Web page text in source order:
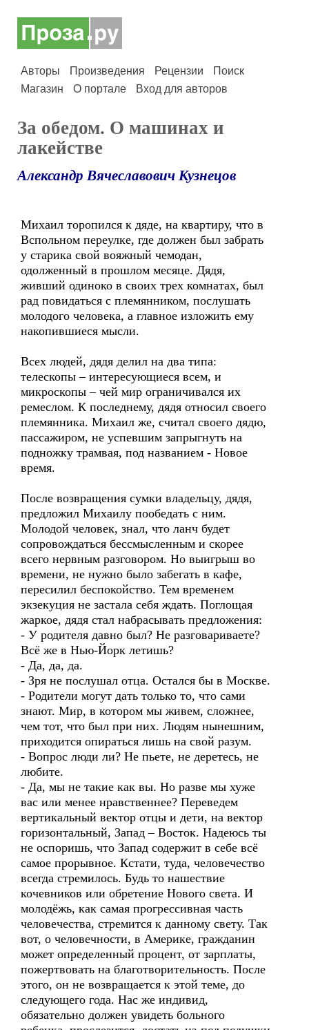
Авторы Произведения Рецензии
Поиск
Магазин
О портале Вход для авторов
За обедом. О машинах и
лакействе
Александр Вячеславович Кузнецов
Михаил торопился к дяде, на квартиру, что в
Вспольном переулке, где должен был забрать
у старика свой вояжный чемодан,
одолженный в прошлом месяце. Дядя,
живший одиноко в своих трех комнатах, был
рад повидаться с племянником, послушать
молодого человека, а главное изложить ему
накопившиеся мысли.
Всех людей, дядя делил на два типа:
телескопы – интересующиеся всем, и
микроскопы – чей мир ограничивался их
ремеслом. К последнему, дядя относил своего
племянника. Михаил же, считал своего дядю,
пассажиром, не успевшим запрыгнуть на
подножку трамвая, под названием - Новое
время.
После возвращения сумки владельцу, дядя,
предложил Михаилу пообедать с ним.
Молодой человек, знал, что ланч будет
сопровождаться бессмысленным и скорее
всего нервным разговором. Но выигрыш во
времени, не нужно было забегать в кафе,
пересилил беспокойство. Тем временем
экзекуция не застала себя ждать. Поглощая
жаркое, дядя стал набрасывать предложения:
- У родителя давно был? Не разговариваете?
Всё же в Нью-Йорк летишь?
- Да, да, да.
- Зря не послушал отца. Остался бы в Москве.
- Родители могут дать только то, что сами
знают. Мир, в котором мы живем, сложнее,
чем тот, что был при них. Людям нынешним,
приходится опираться лишь на свой разум.
- Вопрос люди ли? Не пьете, не деретесь, не
любите.
- Да, мы не такие как вы. Но разве мы хуже
вас или менее нравственнее? Переведем
вертикальный вектор отцы и дети, на вектор
горизонтальный, Запад – Восток. Надеюсь ты
не оспоришь, что Запад содержит в себе всё
самое прорывное. Кстати, туда, человечество
всегда стремилось. Будь то нашествие
кочевников или обретение Нового света. И
молодёжь, как самая прогрессивная часть
человечества, стремится к данному свету. Так
вот, о человечности, в Америке, гражданин
может определенный процент, от зарплаты,
пожертвовать на благотворительность. После
этого, он не возвращается к этой теме, до
следующего года. Нас же индивид,
обязательно должен увидеть больного